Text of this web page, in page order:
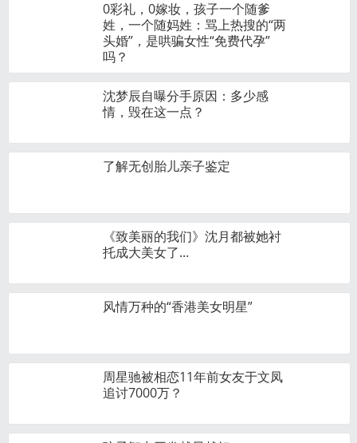
0彩礼，0嫁妆，孩子一个随爹
姓，一个随妈姓：骂上热搜的“两
头婚”，是哄骗女性“免费代孕”
吗？
沈梦辰自曝分手原因：多少感
情，毁在这一点？
了解无创胎儿亲子鉴定
《致美丽的我们》沈月都被她衬
托成大美女了...
风情万种的“香港美女明星”
周星驰被相恋11年前女友于文凤
追讨7000万？